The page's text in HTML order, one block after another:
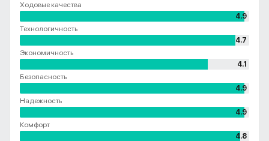
Ходовые качества
4.9
Технологичность
4.7
Экономичность
4.1
Безопасность
4.9
Надежность
4.9
Комфорт
4.8